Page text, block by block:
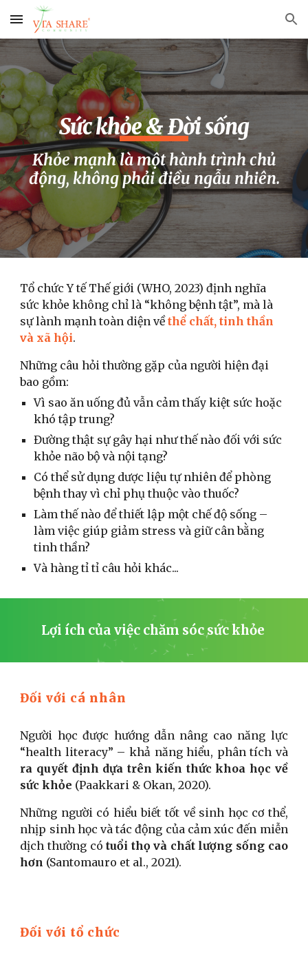
Skip to main content Skip to navigation
Sức khỏe & Đời sống
Khỏe mạnh là một hành trình chủ
động, không phải điều ngẫu nhiên.
Tổ chức Y tế Thế giới (WHO, 2023) định nghĩa
sức khỏe không chỉ là “không bệnh tật”, mà là
sự lành mạnh toàn diện vềthể chất, tinh thần
và xã hội.
Những câu hỏi thường gặp của người hiện đại
bao gồm:
Vì sao ăn uống đủ vẫn cảm thấy kiệt sức hoặc
khó tập trung?
Đường thật sự gây hại như thế nào đối với sức
khỏe não bộ và nội tạng?
Có thể sử dụng dược liệu tự nhiên để phòng
bệnh thay vì chỉ phụ thuộc vào thuốc?
Làm thế nào để thiết lập một chế độ sống –
làm việc giúp giảm stress và giữ cân bằng
tinh thần?
Và hàng tỉ tỉ câu hỏi khác...
Lợi ích của việc chăm sóc sức khỏe
Đối với cá nhân
Người học được hướng dẫn nâng cao năng lực
“health literacy” – khả năng hiểu, phân tích và
ra quyết định dựa trên kiến thức khoa học về
sức khỏe (Paakkari & Okan, 2020).
Những người có hiểu biết tốt về sinh học cơ thể,
nhịp sinh học và tác động của cảm xúc đến miễn
dịch thường cótuổi thọ và chất lượng sống cao
hơn (Santomauro et al., 2021).
Đối với tổ chức